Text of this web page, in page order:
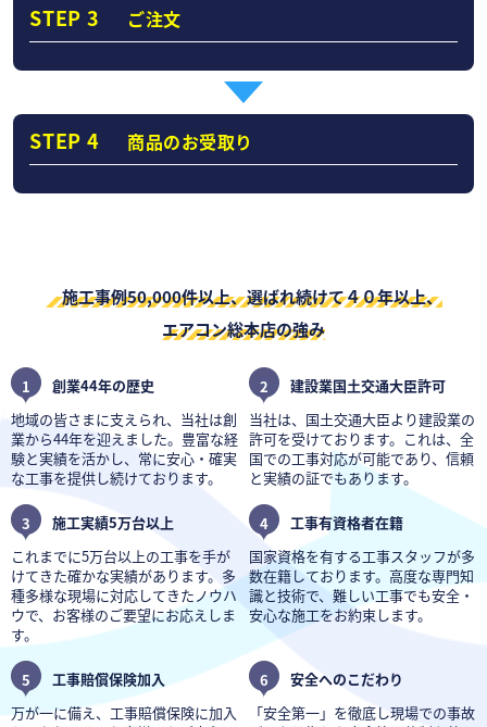
STEP 3 ご注文
STEP 4 商品のお受取り
施工事例50,000件以上、選ばれ続けて４０年以上、
エアコン総本店の強み
1
創業44年の歴史
地域の皆さまに支えられ、当社は創
業から44年を迎えました。豊富な経
験と実績を活かし、常に安心・確実
な工事を提供し続けております。
2
建設業国土交通大臣許可
当社は、国土交通大臣より建設業の
許可を受けております。これは、全
国での工事対応が可能であり、信頼
と実績の証でもあります。
3
施工実績5万台以上
これまでに5万台以上の工事を手が
けてきた確かな実績があります。多
種多様な現場に対応してきたノウハ
ウで、お客様のご要望にお応えしま
す。
4
工事有資格者在籍
国家資格を有する工事スタッフが多
数在籍しております。高度な専門知
識と技術で、難しい工事でも安全・
安心な施工をお約束します。
5
工事賠償保険加入
万が一に備え、工事賠償保険に加入
6
安全へのこだわり
「安全第一」を徹底し現場での事故